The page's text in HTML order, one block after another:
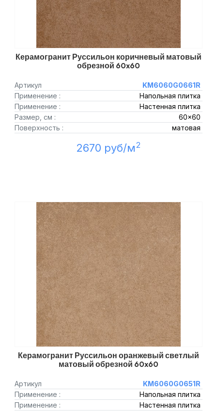
Керамогранит Руссильон коричневый матовый
обрезной 60x60
Артикул
KM6060G0661R
Применение :
Напольная плитка
Применение :
Настенная плитка
Размер, см :
60x60
Поверхность :
матовая
2670 руб/м2
Керамогранит Руссильон оранжевый светлый
матовый обрезной 60x60
Артикул
KM6060G0651R
Применение :
Напольная плитка
Применение :
Настенная плитка